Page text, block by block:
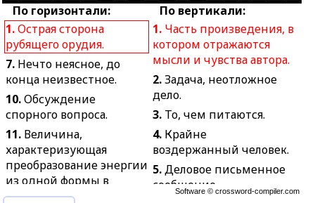
По горизонтали:
1.Острая сторона
рубящего орудия.
7. Нечто неясное, до
конца неизвестное.
10.Обсуждение
спорного вопроса.
11. Величина,
характеризующая
преобразование энергии
из одной формы в
другую.
По вертикали:
1. Часть произведения, в
котором отражаются
мысли и чувства автора.
2.Задача, неотложное
дело.
3. То, чем питаются.
4. Крайне
воздержанный человек.
5.Деловое письменное
сообщение.
Software ©crossword-compiler.com